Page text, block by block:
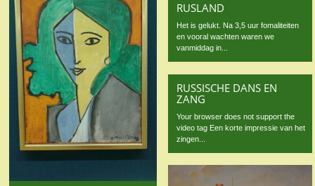
RUSLAND
Het is gelukt. Na 3,5 uur fomaliteiten
en vooral wachten waren we
vanmiddag in...
RUSSISCHE DANS EN
ZANG
Your browser does not support the
video tag Een korte impressie van het
zingen...